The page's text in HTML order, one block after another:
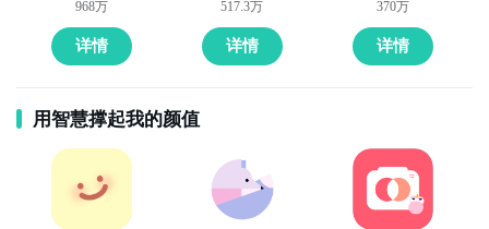
968万
详情
517.3万
详情
370万
详情
用智慧撑起我的颜值